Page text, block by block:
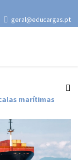
geral@educargas.pt
marítimas